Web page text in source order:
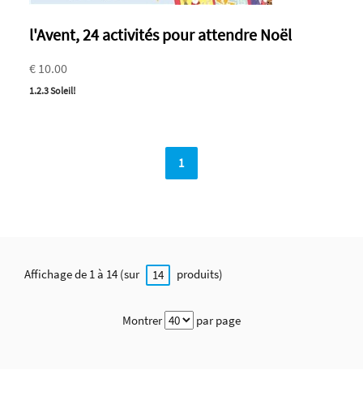
l'Avent, 24 activités pour attendre Noël
€ 10.00
1.2.3 Soleil!
1
Affichage de 1 à 14 (sur 14 produits)
Montrer par page